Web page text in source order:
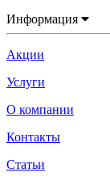
Информация
Акции
Услуги
О компании
Контакты
Статьи